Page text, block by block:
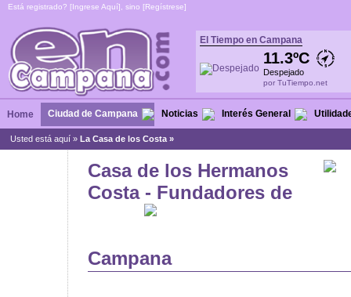
Está registrado? [Ingrese Aquí], sino [Regístrese]
El Tiempo en Campana
11.3ºC
Despejado
por TuTiempo.net
Home Ciudad de Campana Noticias Interés General
Usted está aquí » La Casa de los Costa »
Casa de los Hermanos
Costa - Fundadores de
Campana